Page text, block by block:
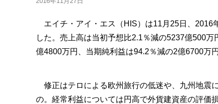
エイチ・アイ・エス（HIS）は11月25日、2016
した。売上高は当初予想比2.1％減の5237億500
億4800万円、当期純利益は94.2％減の2億6700万円
修正はテロによる欧州旅行の低迷や、九州地震
の。経常利益については円高で外貨建資産の評価